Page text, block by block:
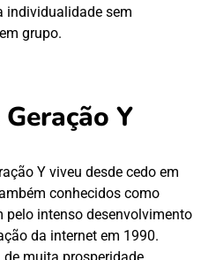
individualidade sem
grupo.
Y
Y viveu desde cedo em
conhecidos como
pelo intenso desenvolvimento
da internet em 1990.